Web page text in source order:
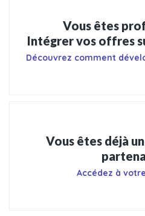
Vous êtes
Intégrer vos offres
Découvrez comment
Vous êtes déjà
Accédez à